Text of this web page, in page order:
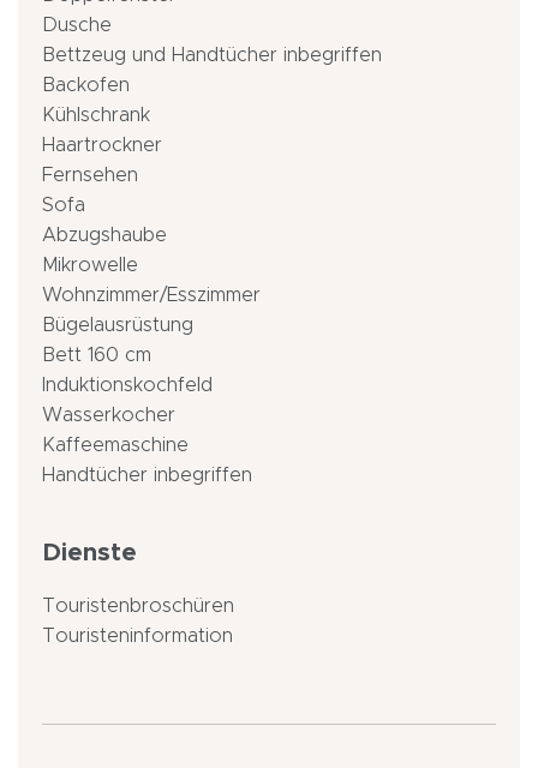
Dusche
Bettzeug und Handtücher inbegriffen
Backofen
Kühlschrank
Haartrockner
Fernsehen
Sofa
Abzugshaube
Mikrowelle
Wohnzimmer/Esszimmer
Bügelausrüstung
Bett 160 cm
Induktionskochfeld
Wasserkocher
Kaffeemaschine
Handtücher inbegriffen
Dienste
Touristenbroschüren
Touristeninformation